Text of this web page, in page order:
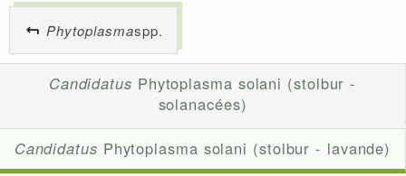
Phytoplasmaspp.
Candidatus Phytoplasma solani (stolbur -
solanacées)
Candidatus Phytoplasma solani (stolbur - lavande)